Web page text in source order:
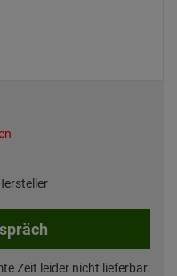
Zeit leider nicht lieferbar.